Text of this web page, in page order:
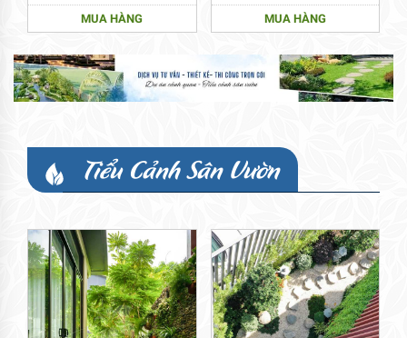
MUA HÀNG MUA HÀNG
Tiểu Cảnh Sân Vườn